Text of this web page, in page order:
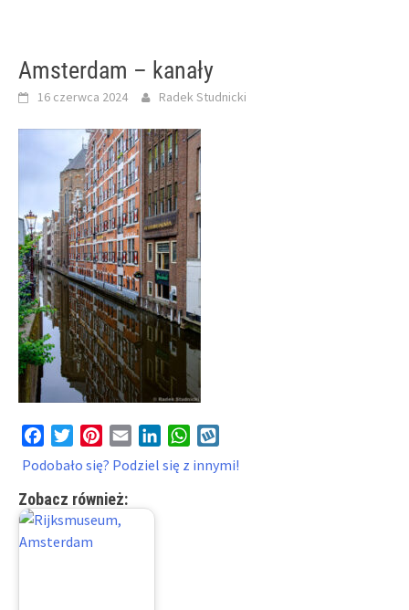
Amsterdam – kanały
16 czerwca 2024 Radek Studnicki
FacebookTwitterPinterest
Email LinkedInWhatsApp
Podobało się? Podziel się z innymi!
Zobacz również: